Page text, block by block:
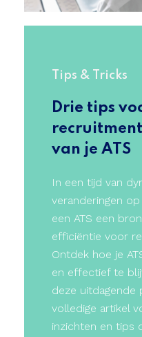
Tips & Tricks
Drie tips
van je ATS
In een tijd van
veranderingen
een ATS een
efficiëntie voor
Ontdek hoe je
en effectief te
deze uitdagende
volledige artikel
inzichten en tips